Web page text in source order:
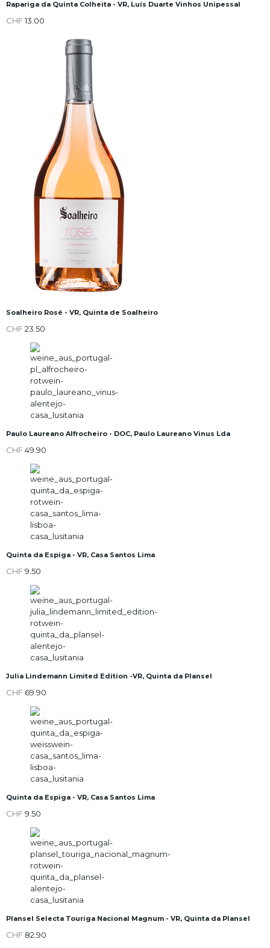
Rapariga da Quinta Colheita - VR, Luís Duarte Vinhos Unipessal
CHF13.00
Soalheiro Rosé - VR, Quinta de Soalheiro
CHF23.50
Paulo Laureano Alfrocheiro - DOC, Paulo Laureano Vinus Lda
CHF49.90
Quinta da Espiga - VR, Casa Santos Lima
CHF9.50
Julia Lindemann Limited Edition -VR, Quinta da Plansel
CHF 69.90
Quinta da Espiga - VR, Casa Santos Lima
CHF9.50
Plansel Selecta Touriga Nacional Magnum - VR, Quinta da Plansel
CHF 82.90